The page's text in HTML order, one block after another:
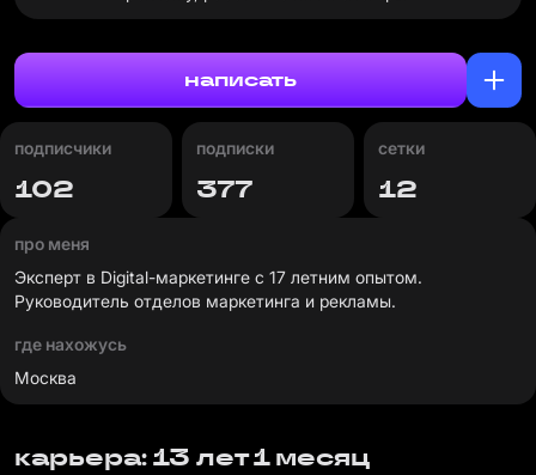
написать
подписчики
102
подписки
377
сетки
12
про меня
Эксперт в Digital-маркетинге с 17 летним опытом.
Руководитель отделов маркетинга и рекламы.
где нахожусь
Москва
карьера: 13 лет 1 месяц